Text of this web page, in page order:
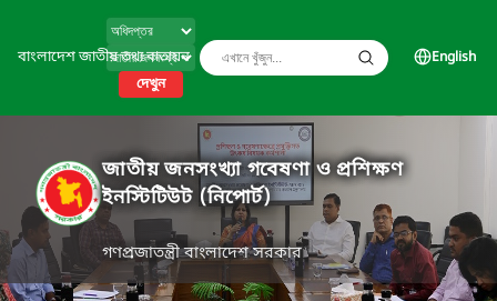
বাংলাদেশ জাতীয় তথ্য বাতায়ন
দেখুন
English
জাতীয় জনসংখ্যা গবেষণা ও প্রশিক্ষণ
ইনস্টিটিউট (নিপোর্ট)
গণপ্রজাতন্ত্রী বাংলাদেশ সরকার